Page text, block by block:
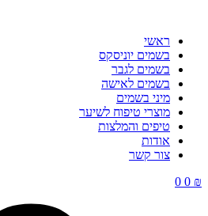
ראשי
בשמים יוניסקס
בשמים לגבר
בשמים לאישה
מיני בשמים
מוצרי טיפוח לשיער
טיפים והמלצות
אודות
צור קשר
0 ₪
0